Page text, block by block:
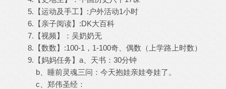
5.【运动及手工】:户外活动1小时
6.【亲子阅读】:DK大百科
7.【视频】：吴奶奶无
8.【数数】:100-1，1-100奇、偶数（上学路上时数）
9.【妈妈任务】a、天书：30分钟
b、睡前灵魂三问：今天抱娃亲娃夸娃了。
c、郑伟圣经：